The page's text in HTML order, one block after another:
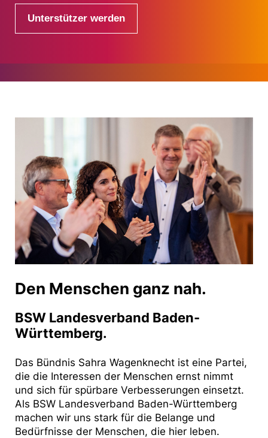
Unterstützer werden
Den Menschen ganz nah.
BSW Landesverband Baden-
Württemberg.
Das Bündnis Sahra Wagenknecht ist eine Partei,
die die Interessen der Menschen ernst nimmt
und sich für spürbare Verbesserungen einsetzt.
Als BSW Landesverband Baden-Württemberg
machen wir uns stark für die Belange und
Bedürfnisse der Menschen, die hier leben.